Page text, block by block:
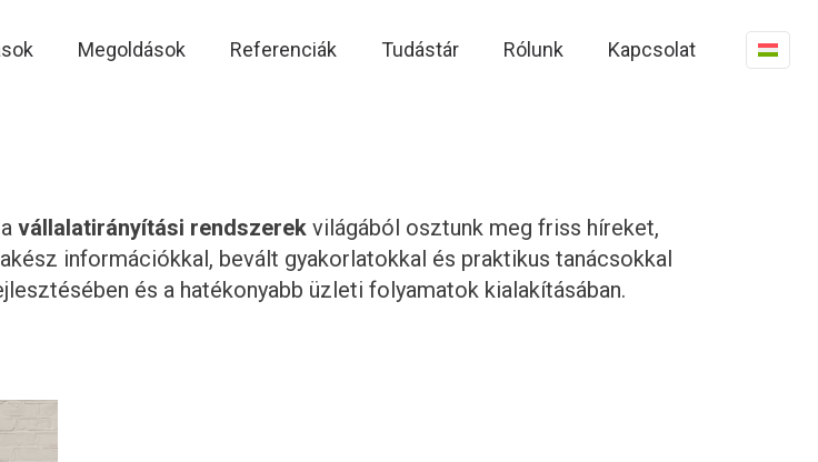
Megoldások Referenciák Tudástár Rólunk Kapcsolat
vállalatirányítási rendszerek világából osztunk meg friss híreket,
információkkal, bevált gyakorlatokkal és praktikus tanácsokkal
és a hatékonyabb üzleti folyamatok kialakításában.